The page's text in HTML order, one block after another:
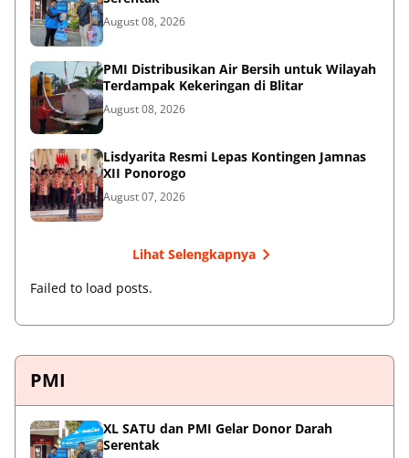
August 08, 2026
PMI Distribusikan Air Bersih untuk Wilayah
Terdampak Kekeringan di Blitar
August 08, 2026
Lisdyarita Resmi Lepas Kontingen Jamnas
XII Ponorogo
August 07, 2026
Lihat Selengkapnya
Failed to load posts.
PMI
XL SATU dan PMI Gelar Donor Darah
Serentak